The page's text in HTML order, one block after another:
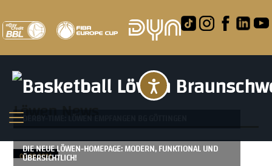
Löwen
02.03.2021
DERBY-TIME: LÖWEN EMPFANGEN BG GÖTTINGEN
DIE NEUE LÖWEN-HOMEPAGE: MODERN, FUNKTIONAL UND
ÜBERSICHTLICH!